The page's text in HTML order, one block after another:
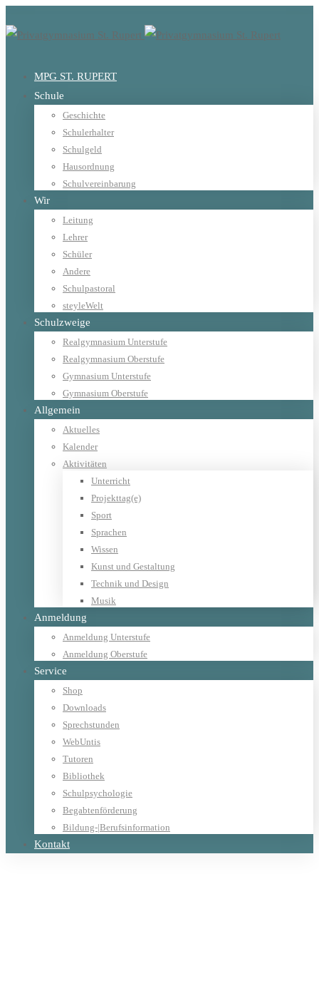
MPG ST. RUPERT
Schule
Geschichte
Schulerhalter
Schulgeld
Hausordnung
Schulvereinbarung
Wir
Leitung
Lehrer
Schüler
Andere
Schulpastoral
steyleWelt
Schulzweige
Realgymnasium Unterstufe
Realgymnasium Oberstufe
Gymnasium Unterstufe
Gymnasium Oberstufe
Allgemein
Aktuelles
Kalender
Aktivitäten
Unterricht
Projekttag(e)
Sport
Sprachen
Wissen
Kunst und Gestaltung
Technik und Design
Musik
Anmeldung
Anmeldung Unterstufe
Anmeldung Oberstufe
Service
Shop
Downloads
Sprechstunden
WebUntis
Tutoren
Bibliothek
Schulpsychologie
Begabtenförderung
Bildung-|Berufsinformation
Kontakt